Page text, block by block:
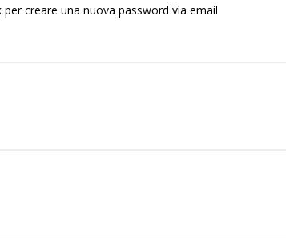
creare una nuova password via email